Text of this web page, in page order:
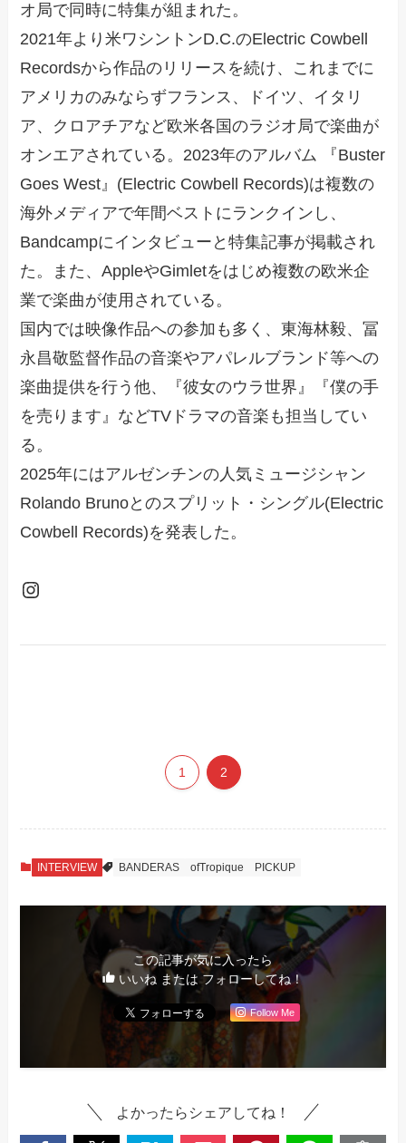
オ局で同時に特集が組まれた。
2021年より米ワシントンD.C.のElectric Cowbell
Recordsから作品のリリースを続け、これまでに
アメリカのみならずフランス、ドイツ、イタリ
ア、クロアチアなど欧米各国のラジオ局で楽曲が
オンエアされている。2023年のアルバム 『Buster
Goes West』(Electric Cowbell Records)は複数の
海外メディアで年間ベストにランクインし、
Bandcampにインタビューと特集記事が掲載され
た。また、AppleやGimletをはじめ複数の欧米企
業で楽曲が使用されている。
国内では映像作品への参加も多く、東海林毅、冨
永昌敬監督作品の音楽やアパレルブランド等への
楽曲提供を行う他、『彼女のウラ世界』『僕の手
を売ります』などTVドラマの音楽も担当してい
る。
2025年にはアルゼンチンの人気ミュージシャン
Rolando Brunoとのスプリット・シングル(Electric
Cowbell Records)を発表した。
Instagram
1 2
INTERVIEW BANDERAS ofTropique PICKUP
この記事が気に入ったら
いいね または フォローしてね！
Follow Me
よかったらシェアしてね！